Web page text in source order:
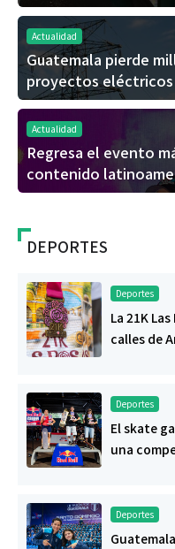
Actualidad
Guatemala pierde
proyectos eléctricos
Actualidad
Regresa el evento
contenido
DEPORTES
Deportes
La 21K
calles de
Deportes
El skate
una
Deportes